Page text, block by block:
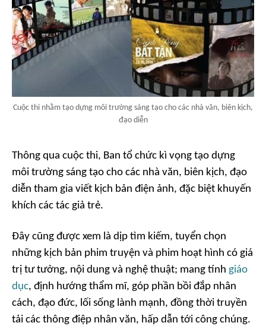
Cuộc thi nhằm tạo dựng môi trường sáng tạo cho các nhà văn, biên kịch,
đạo diễn
Thông qua cuộc thi, Ban tổ chức kì vọng tạo dựng
môi trường sáng tạo cho các nhà văn, biên kịch, đạo
diễn tham gia viết kịch bản điện ảnh, đặc biệt khuyến
khích các tác giả trẻ.
Đây cũng được xem là dịp tìm kiếm, tuyển chọn
những kịch bản phim truyện và phim hoạt hình có giá
trị tư tưởng, nội dung và nghệ thuật; mang tính giáo
dục, định hướng thẩm mĩ, góp phần bồi đắp nhân
cách, đạo đức, lối sống lành mạnh, đồng thời truyền
tải các thông điệp nhân văn, hấp dẫn tới công chúng.